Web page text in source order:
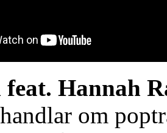
feat. Hannah
om